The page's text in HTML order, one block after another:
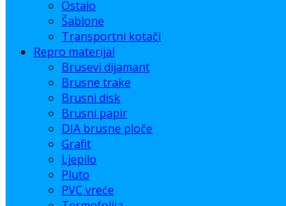
Ostalo
Šablone
Transportni kotači
Repro materijal
Brusevi dijamant
Brusne trake
Brusni disk
Brusni papir
DIA brusne ploče
Grafit
Ljepilo
Pluto
PVC vreće